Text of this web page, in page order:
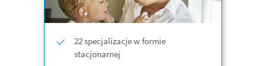
22 specjalizacje w formie
stacjonarnej